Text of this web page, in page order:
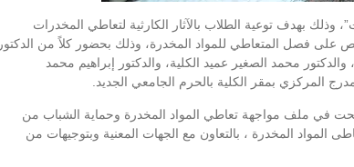
وذلك بهدف توعية الطلاب بالآثار الكارثية لتعاطي المخدرات
ينص على فصل المتعاطي للمواد المخدرة، وذلك بحضور كلاً من الدكتور
محمد الصغير عميد الكلية، والدكتور إبراهيم محمد
المركزي بمقر الكلية بالحرم الجامعي الجديد.
في ملف مواجهة تعاطي المواد المخدرة وحماية الشباب من
المواد المخدرة ، بالتعاون مع الجهات المعنية وبتوجيهات من